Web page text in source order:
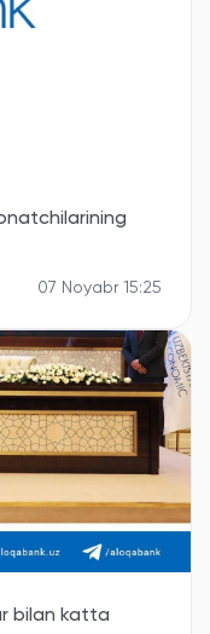
07 Noyabr 15:25
bilan katta